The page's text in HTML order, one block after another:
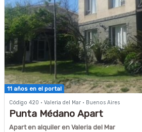
11 años en el portal
Código 420 · Valeria del Mar · Buenos Aires
Punta Médano Apart
Apart en alquiler en Valeria del Mar